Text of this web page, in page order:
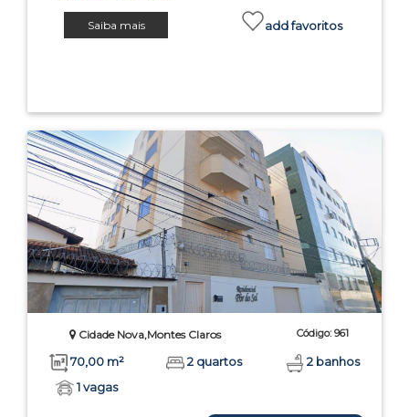
Saiba mais add favoritos
Cidade Nova,Montes Claros Código: 961
70,00 m² 2 quartos
2 banhos
1 vagas